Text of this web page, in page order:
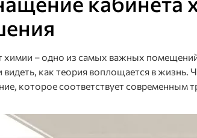
химии – одно из самых важных помещений
как теория воплощается в
которое соответствует современным